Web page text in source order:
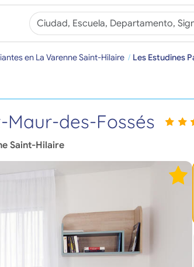
en La Varenne Saint-Hilaire Les Estudines
Maur-des-Fossés
Saint-Hilaire